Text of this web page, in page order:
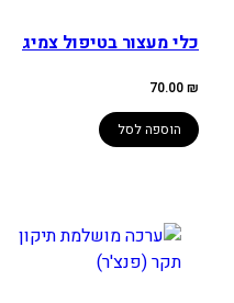
כלי מעצור בטיפול צמיג
70.00₪
הוספה לסל